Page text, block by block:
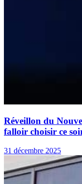
Réveillon du
falloir choisir ce
31 décembre 2025